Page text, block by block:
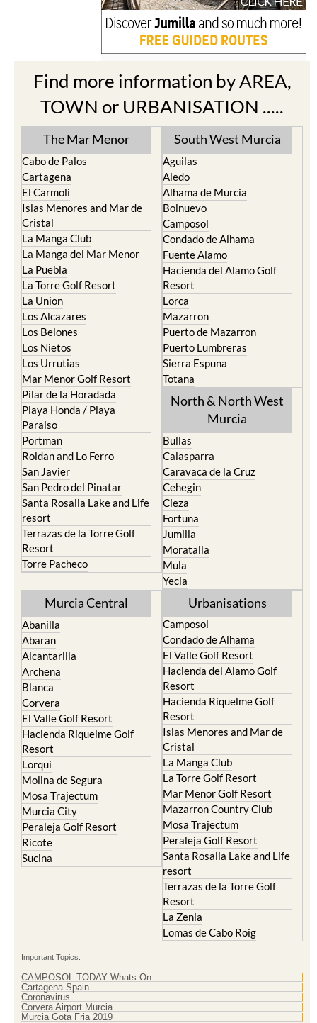
Find more information by AREA,
TOWN or URBANISATION .....
The Mar Menor
Cabo de Palos
Cartagena
El Carmoli
Islas Menores and Mar de
Cristal
La Manga Club
La Manga del Mar Menor
La Puebla
La Torre Golf Resort
La Union
Los Alcazares
Los Belones
Los Nietos
Los Urrutias
Mar Menor Golf Resort
Pilar de la Horadada
Playa Honda / Playa
Paraiso
Portman
Roldan and Lo Ferro
San Javier
San Pedro del Pinatar
Santa Rosalia Lake and Life
resort
Terrazas de la Torre Golf
Resort
Torre Pacheco
South West Murcia
Aguilas
Aledo
Alhama de Murcia
Bolnuevo
Camposol
Condado de Alhama
Fuente Alamo
Hacienda del Alamo Golf
Resort
Lorca
Mazarron
Puerto de Mazarron
Puerto Lumbreras
Sierra Espuna
Totana
North & North West
Murcia
Bullas
Calasparra
Caravaca de la Cruz
Cehegin
Cieza
Fortuna
Jumilla
Moratalla
Mula
Yecla
Murcia Central
Abanilla
Abaran
Alcantarilla
Archena
Blanca
Corvera
El Valle Golf Resort
Hacienda Riquelme Golf
Resort
Lorqui
Molina de Segura
Mosa Trajectum
Murcia City
Peraleja Golf Resort
Ricote
Sucina
Urbanisations
Camposol
Condado de Alhama
El Valle Golf Resort
Hacienda del Alamo Golf
Resort
Hacienda Riquelme Golf
Resort
Islas Menores and Mar de
Cristal
La Manga Club
La Torre Golf Resort
Mar Menor Golf Resort
Mazarron Country Club
Mosa Trajectum
Peraleja Golf Resort
Santa Rosalia Lake and Life
resort
Terrazas de la Torre Golf
Resort
La Zenia
Lomas de Cabo Roig
Important Topics:
CAMPOSOL TODAY Whats On
Cartagena Spain
Coronavirus
Corvera Airport Murcia
Murcia Gota Fria 2019